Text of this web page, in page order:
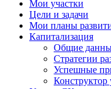
Мои участки
Цели и задачи
Мои планы
Капитализация
Общие
Стратегии
Успешные
Конструктор